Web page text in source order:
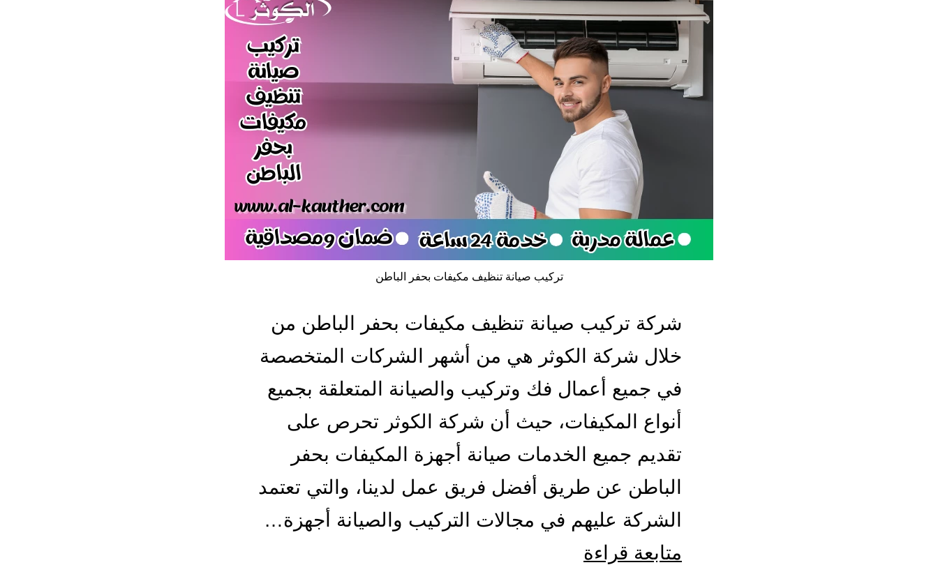
تركيب صيانة تنظيف مكيفات بحفر الباطن
شركة تركيب صيانة تنظيف مكيفات بحفر الباطن من
خلال شركة الكوثر هي من أشهر الشركات المتخصصة
في جميع أعمال فك وتركيب والصيانة المتعلقة بجميع
أنواع المكيفات، حيث أن شركة الكوثر تحرص على
تقديم جميع الخدمات صيانة أجهزة المكيفات بحفر
الباطن عن طريق أفضل فريق عمل لدينا، والتي تعتمد
الشركة عليهم في مجالات التركيب والصيانة أجهزة…
متابعة قراءة